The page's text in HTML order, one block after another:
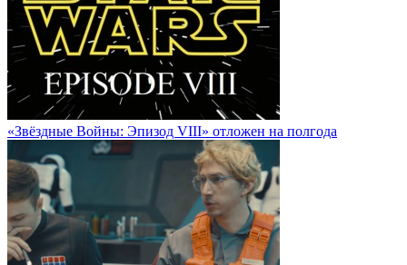
«Звёздные Войны: Эпизод VIII» отложен на полгода